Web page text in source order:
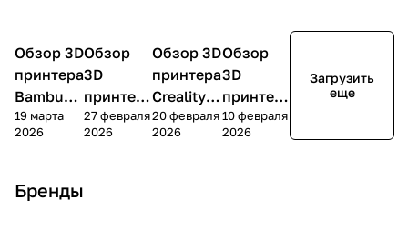
3D
принтеры
19 марта
2026
Обзор 3D
принтера
Bambu
Lab P2S
3D
принтеры
27 февраля
2026
Обзор
3D
принтер
а Creality
K2 Pro
3D
принтеры
20 февраля
2026
Обзор 3D
принтера
Creality
K2 Plus
3D
принтеры
10 февраля
2026
Обзор
3D
принтер
а
Snapmak
Загрузить
еще
Бренды